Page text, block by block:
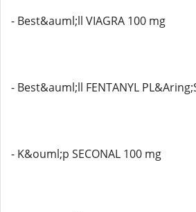
- Best&auml;ll VIAGRA 100 mg
- Best&auml;ll FENTANYL
- K&ouml;p SECONAL 100 mg